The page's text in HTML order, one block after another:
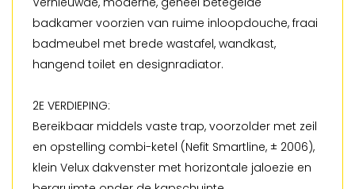
badkamer voorzien van ruime inloopdouche, fraai
badmeubel met brede wastafel, wandkast,
hangend toilet en designradiator.
2E VERDIEPING:
Bereikbaar middels vaste trap, voorzolder met zeil
en opstelling combi-ketel (Nefit Smartline, ± 2006),
klein Velux dakvenster met horizontale jaloezie en